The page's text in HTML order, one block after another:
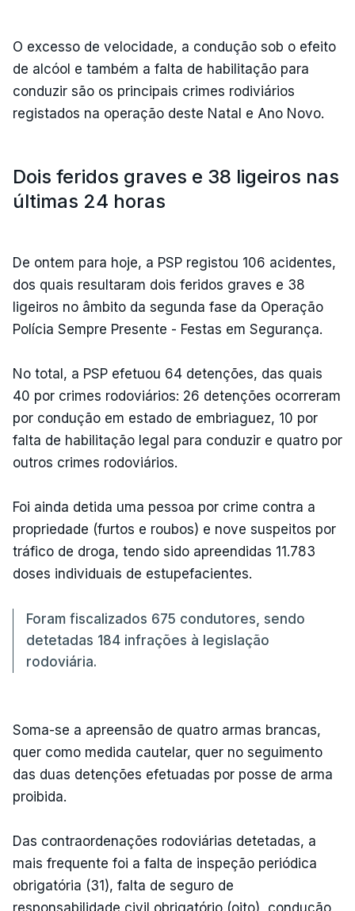
O excesso de velocidade, a condução sob o efeito
de alcóol e também a falta de habilitação para
conduzir são os principais crimes rodiviários
registados na operação deste Natal e Ano Novo.
Dois feridos graves e 38 ligeiros nas
últimas 24 horas
De ontem para hoje, a PSP registou 106 acidentes,
dos quais resultaram dois feridos graves e 38
ligeiros no âmbito da segunda fase da Operação
Polícia Sempre Presente - Festas em Segurança.
No total, a PSP efetuou 64 detenções, das quais
40 por crimes rodoviários: 26 detenções ocorreram
por condução em estado de embriaguez, 10 por
falta de habilitação legal para conduzir e quatro por
outros crimes rodoviários.
Foi ainda detida uma pessoa por crime contra a
propriedade (furtos e roubos) e nove suspeitos por
tráfico de droga, tendo sido apreendidas 11.783
doses individuais de estupefacientes.
Foram fiscalizados 675 condutores, sendo
detetadas 184 infrações à legislação
rodoviária.
Soma-se a apreensão de quatro armas brancas,
quer como medida cautelar, quer no seguimento
das duas detenções efetuadas por posse de arma
proibida.
Das contraordenações rodoviárias detetadas, a
mais frequente foi a falta de inspeção periódica
obrigatória (31), falta de seguro de
responsabilidade civil obrigatório (oito), condução